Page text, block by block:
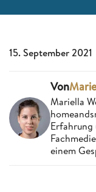
15. September 2021
Von
Mariella
Erfahrung
einem